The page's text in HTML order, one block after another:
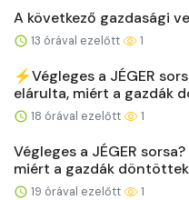
A következő gazdasági
13 órával ezelőtt 1
⚡️Végleges a JÉGER
elárulta, miért a gazdák
18 órával ezelőtt 1
Végleges a JÉGER
miért a gazdák
19 órával ezelőtt 1